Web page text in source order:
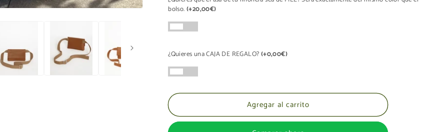
bolso.(+20,00€)
¿Quieres una CAJA DE REGALO?(+0,00€)
Agregar al carrito